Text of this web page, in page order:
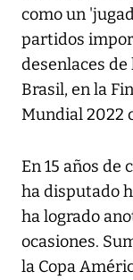
como un
partidos
desenlaces de
Brasil, en la
Mundial 2022
En 15 años de
ha disputado
ha logrado
ocasiones.
la Copa